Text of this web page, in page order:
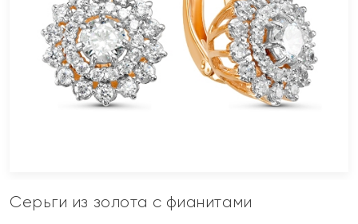
Серьги из золота с фианитами